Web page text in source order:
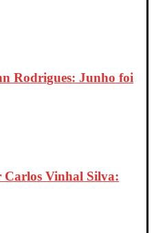
Rodrigues: Junho foi
Vinhal Silva: